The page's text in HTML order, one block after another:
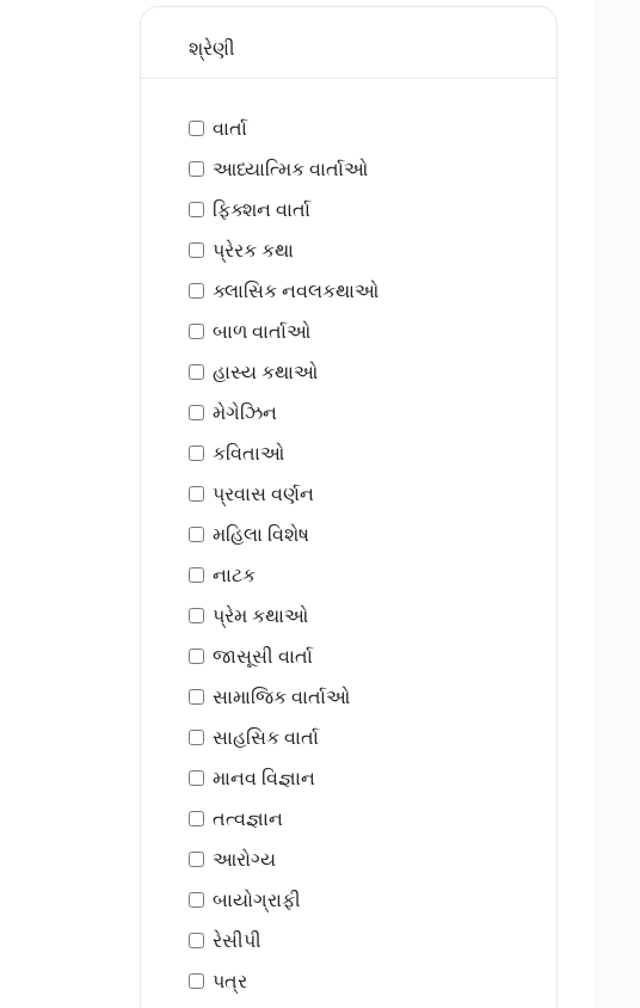
શ્રેણી
વાર્તા
આધ્યાત્મિક વાર્તાઓ
ફિક્શન વાર્તા
પ્રેરક કથા
ક્લાસિક નવલકથાઓ
બાળ વાર્તાઓ
હાસ્ય કથાઓ
મેગેઝિન
કવિતાઓ
પ્રવાસ વર્ણન
મહિલા વિશેષ
નાટક
પ્રેમ કથાઓ
જાસૂસી વાર્તા
સામાજિક વાર્તાઓ
સાહસિક વાર્તા
માનવ વિજ્ઞાન
તત્વજ્ઞાન
આરોગ્ય
બાયોગ્રાફી
રેસીપી
પત્ર